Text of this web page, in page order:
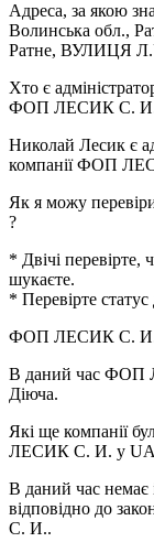
Адреса, за якою
Волинська обл.,
Ратне, ВУЛИЦЯ
Хто є
ФОП ЛЕСИК С.
Николай Лесик є
компанії ФОП
Як я можу
?
* Двічі перевірте,
шукаєте.
* Перевірте статус
ФОП ЛЕСИК С.
В даний час ФОП
Діюча.
Які ще компанії
ЛЕСИК С. И. у
В даний час немає
відповідно до
С. И..